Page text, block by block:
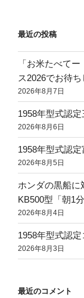
ン
最近の投稿
「お米たべて
ス2026でお待
2026年8月7日
1958年型式認定
2026年8月6日
1958年型式認
2026年8月5日
ホンダの黒船に
KB500型「朝1
2026年8月4日
1958年型式認定
2026年8月3日
最近のコメント